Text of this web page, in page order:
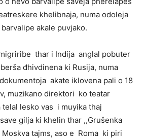
khelibnaja, numa odoleja
akale puvjako.
thar i Indija anglal pobuter
đhivdinena ki Rusija, numa
akate iklovena pali o 18
muzikano direktori ko teatar
telal lesko vas i muyika thaj
gilja ki khelin thar ,,Grušenka
tajms, aso e Roma ki piri